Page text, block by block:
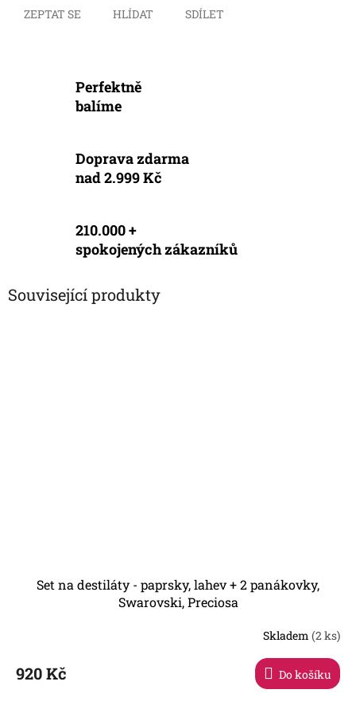
ZEPTAT SE HLÍDAT SDÍLET
Perfektně
balíme
Doprava zdarma
nad 2.999 Kč
210.000 +
spokojených zákazníků
Související produkty
Set na destiláty - paprsky, lahev + 2 panákovky,
Swarovski, Preciosa
Skladem (2 ks)
920 Kč Do košíku